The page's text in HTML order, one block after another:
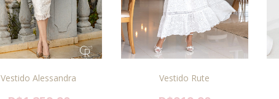
Vestido Alessandra Vestido Rute